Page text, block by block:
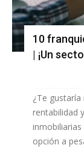
10
| ¡Un
¿Te
rentabilidad
inmobiliarias
opción a